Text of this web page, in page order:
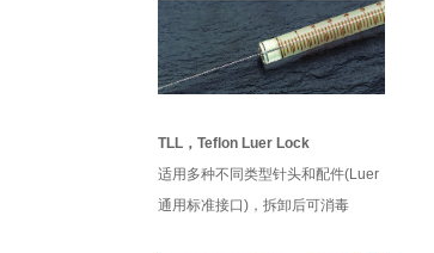
TLL，Teflon Luer Lock
适用多种不同类型针头和配件(Luer
通用标准接口)，拆卸后可消毒